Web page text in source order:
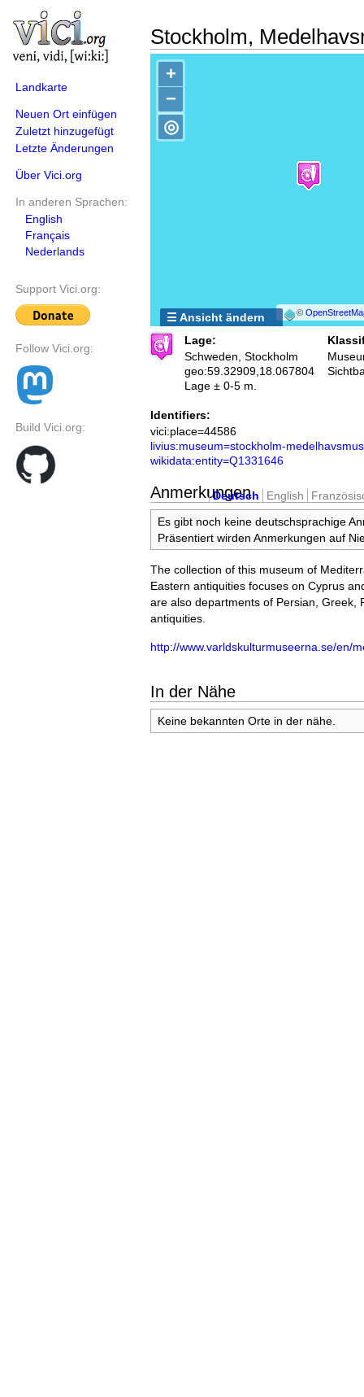
Landkarte
Neuen Ort einfügen
Zuletzt hinzugefügt
Letzte Änderungen
Über Vici.org
In anderen Sprachen:
English
Français
Nederlands
Support Vici.org:
Follow Vici.org:
Build Vici.org:
Stockholm,
+
−
©
◎
☰ Ansicht ändern
Lage:
Schweden, Stockholm
geo:59.32909,18.067804
Lage ± 0-5 m.
Identifiers:
vici:place=44586
livius:museum=stockholm-
wikidata:entity=Q1331646
Anmerkungen
Deutsch English
Es gibt noch keine deutschsprachige
Präsentiert wirden Anmerkungen auf
The collection of this museum of
Eastern antiquities focuses on Cyprus
are also departments of Persian, Greek,
antiquities.
http://www.varldskulturmuseerna.se/en/
In der Nähe
Keine bekannten Orte in der nähe.